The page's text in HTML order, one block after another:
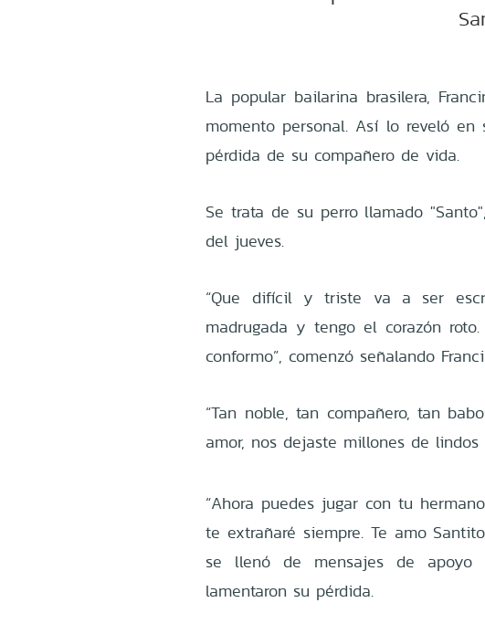
La popular bailarina brasilera,
momento personal. Así lo reveló en
pérdida de su compañero de vida.
Se trata de su perro llamado
del jueves.
“Que difícil y triste va a ser
madrugada y tengo el corazón
conformo”, comenzó señalando
“Tan noble, tan compañero, tan
amor, nos dejaste millones de lindos
“Ahora puedes jugar con tu
te extrañaré siempre. Te amo
se llenó de mensajes de apoyo
lamentaron su pérdida.